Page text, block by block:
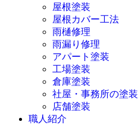
屋根塗装
屋根カバー工法
雨樋修理
雨漏り修理
アパート塗装
工場塗装
倉庫塗装
社屋・事務所の塗装
店舗塗装
職人紹介